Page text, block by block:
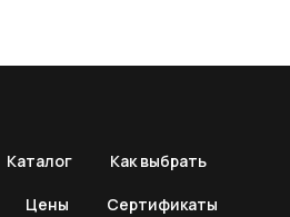
Каталог Как выбрать
Цены Сертификаты